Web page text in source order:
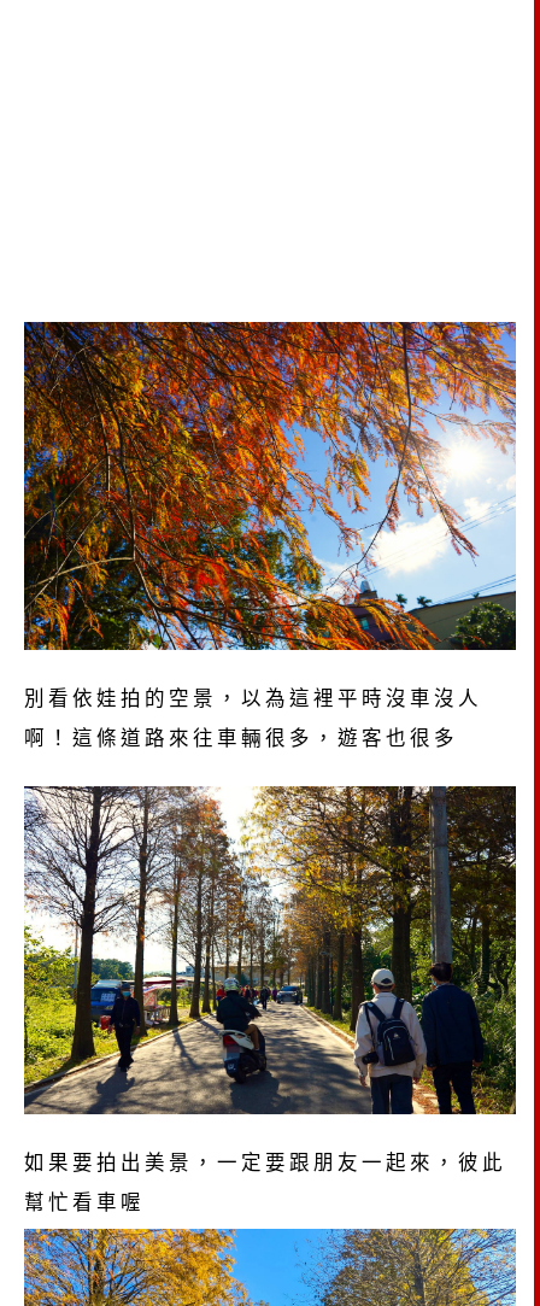
別看依娃拍的空景，以為這裡平時沒車沒人
啊！這條道路來往車輛很多，遊客也很多
如果要拍出美景，一定要跟朋友一起來，彼此
幫忙看車喔